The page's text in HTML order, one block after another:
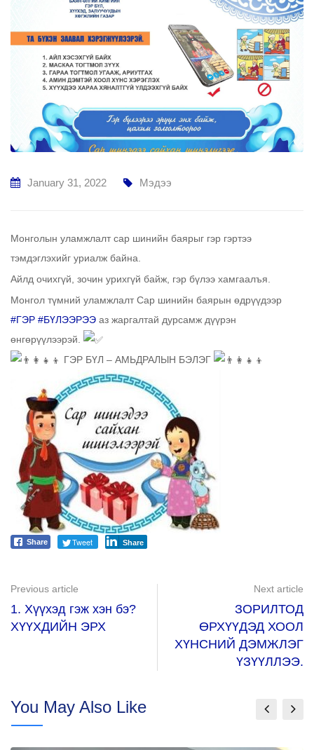
January 31, 2022 Мэдээ
Монголын уламжлалт сар шинийн баярыг гэр гэртээ
тэмдэглэхийг уриалж байна.
Айлд очихгүй, зочин урихгүй байж, гэр бүлээ хамгаалъя.
Монгол түмний уламжлалт Сар шинийн баярын өдрүүдээр
#ГЭР #БҮЛЭЭРЭЭ аз жаргалтай дурсамж дүүрэн
өнгөрүүлээрэй.
ГЭР БҮЛ – АМЬДРАЛЫН БЭЛЭГ
Share Tweet Share
Previous article
1. Хүүхэд гэж хэн бэ?
ХҮҮХДИЙН ЭРХ
Next article
ЗОРИЛТОД
ӨРХҮҮДЭД ХООЛ
ХҮНСНИЙ ДЭМЖЛЭГ
ҮЗҮҮЛЛЭЭ.
You May Also Like